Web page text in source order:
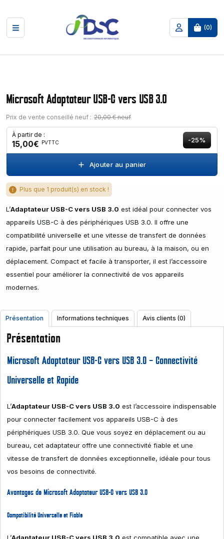
(0)
Microsoft Adaptateur USB-C vers USB 3.0
Prix de vente conseillé neuf : 20,00 € neuf
À partir de :
15,00€ PVTTC -25%
Ajouter au panier
Plus que 1 produit(s) en stock !
L’Adaptateur USB-C vers USB 3.0 est idéal pour connecter vos
appareils USB-C à des périphériques USB 3.0. Il offre une
compatibilité universelle et une vitesse de transfert de données
rapide, parfait pour une utilisation au bureau, à la maison, ou en
déplacement. Compact et facile à transporter, il est l’accessoire
essentiel pour améliorer la connectivité de vos appareils
modernes.
Présentation Informations techniques Avis clients (0)
Présentation
Microsoft Adaptateur USB-C vers USB 3.0 – Connectivité
Universelle et Rapide
L’Adaptateur USB-C vers USB 3.0 est l’accessoire indispensable
pour connecter facilement vos appareils USB-C à des
périphériques USB 3.0. Que vous soyez en déplacement ou au
bureau, cet adaptateur offre une connectivité fiable et une
vitesse de transfert de données exceptionnelle, idéale pour tous
vos besoins de connectivité.
Avantages de Microsoft Adaptateur USB-C vers USB 3.0
Compatibilité Universelle et Fiable